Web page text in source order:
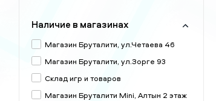
Наличие в магазинах
Магазин Бруталити, ул.Четаева 46
Магазин Бруталити, ул.Зорге 93
Склад игр и товаров
Магазин Бруталити Mini, Алтын 2 этаж